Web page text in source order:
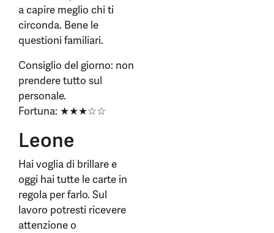
a capire meglio chi ti
circonda. Bene le
questioni familiari.
Consiglio del giorno: non
prendere tutto sul
personale.
Fortuna: ★★★☆☆
Leone
Hai voglia di brillare e
oggi hai tutte le carte in
regola per farlo. Sul
lavoro potresti ricevere
attenzione o